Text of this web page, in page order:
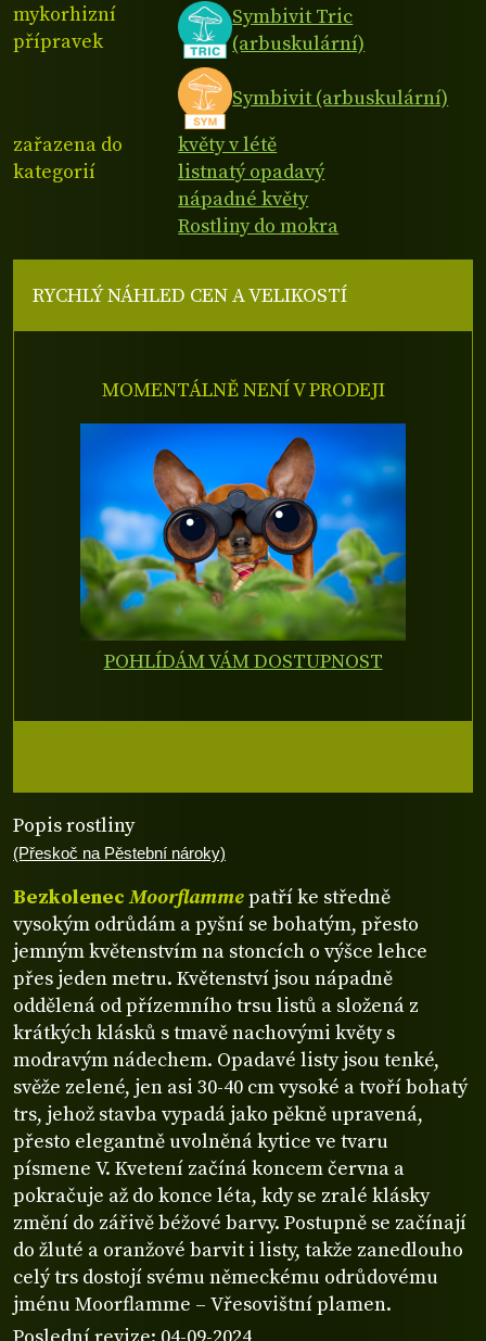
mykorhizní
přípravek
Symbivit Tric
(arbuskulární)
Symbivit (arbuskulární)
zařazena do
kategorií
květy v létě
listnatý opadavý
nápadné květy
Rostliny do mokra
Popis rostliny
(Přeskoč na Pěstební nároky)
Bezkolenec Moorflammepatří ke středně
vysokým odrůdám a pyšní se bohatým, přesto
jemným květenstvím na stoncích o výšce lehce
přes jeden metru. Květenství jsou nápadně
oddělená od přízemního trsu listů a složená z
krátkých klásků s tmavě nachovými květy s
modravým nádechem. Opadavé listy jsou tenké,
svěže zelené, jen asi 30-40 cm vysoké a tvoří bohatý
trs, jehož stavba vypadá jako pěkně upravená,
přesto elegantně uvolněná kytice ve tvaru
písmene V. Kvetení začíná koncem června a
pokračuje až do konce léta, kdy se zralé klásky
změní do zářivě béžové barvy. Postupně se začínají
do žluté a oranžové barvit i listy, takže zanedlouho
celý trs dostojí svému německému odrůdovému
jménu Moorflamme – Vřesovištní plamen.
RYCHLÝ NÁHLED CEN A VELIKOSTÍ
MOMENTÁLNĚ NENÍ V PRODEJI
POHLÍDÁM VÁM DOSTUPNOST